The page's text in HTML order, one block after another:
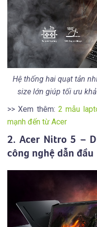
Hệ thống hai quạt tản
size lớn giúp tối ưu
>> Xem thêm: 2 mẫu
mạnh đến từ Acer
2. Acer Nitro 5 –
công nghệ dẫn đầu